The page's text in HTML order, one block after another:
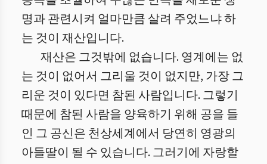
명과 관련시켜 얼마만큼 살려 주었느냐 하
는 것이 재산입니다.
재산은 그것밖에 없습니다. 영계에는 없
는 것이 없어서 그리울 것이 없지만, 가장 그
리운 것이 있다면 참된 사람입니다. 그렇기
때문에 참된 사람을 양육하기 위해 공을 들
인 그 공신은 천상세계에서 당연히 영광의
아들딸이 될 수 있습니다. 그러기에 자랑할